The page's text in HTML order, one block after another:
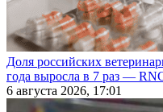
Доля российских
года выросла в 7 раз —
6 августа 2026, 17:01